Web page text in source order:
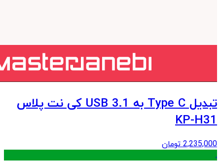
تبدیل Type C به USB 3.1 کی نت پلاس
KP-H31
2,235,000 تومان
.